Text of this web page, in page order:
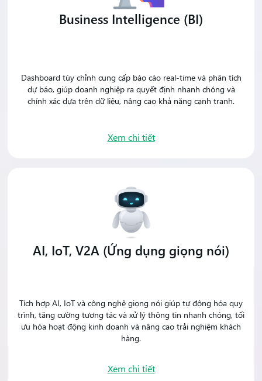
Business Intelligence (BI)
Dashboard tùy chỉnh cung cấp báo cáo real-time và phân tích
dự báo, giúp doanh nghiệp ra quyết định nhanh chóng và
chính xác dựa trên dữ liệu, nâng cao khả năng cạnh tranh.
Xem chi tiết
AI, IoT, V2A (Ứng dụng giọng nói)
Tích hợp AI, IoT và công nghệ giọng nói giúp tự động hóa quy
trình, tăng cường tương tác và xử lý thông tin nhanh chóng, tối
ưu hóa hoạt động kinh doanh và nâng cao trải nghiệm khách
hàng.
Xem chi tiết